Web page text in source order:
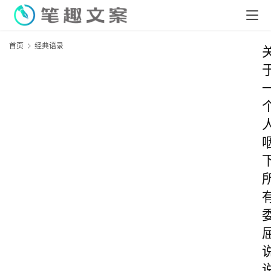
首页 经典语录